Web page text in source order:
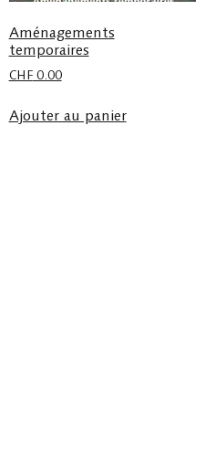
Aménagements
temporaires
CHF0.00
Ajouter au panier